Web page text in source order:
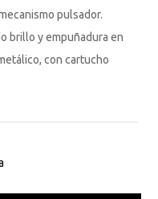
pulsador.
brillo y empuñadura en
con cartucho